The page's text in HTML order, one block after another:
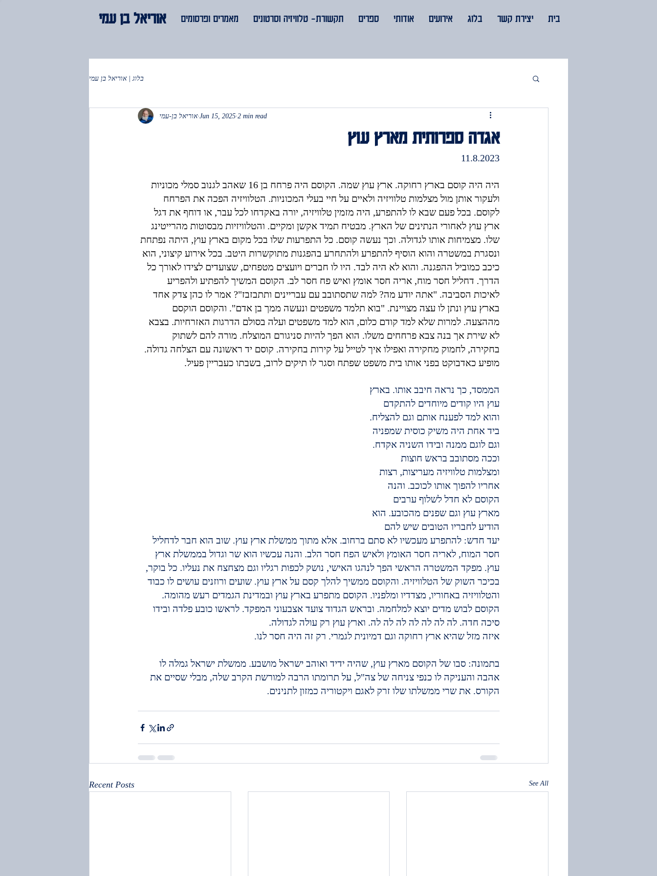
אוריאל בן עמי מאמרים ופרסומים תקשורת- טלוויזיה וסרטונים ספרים אודותי אירועים בלוג יצירת קשר בית
בלוג | אוריאל בן עמי
אגדה ספרותית מארץ עוץ
אוריאל בן-עמי Jun 15, 2025 2 min read
11.8.2023
היה היה קוסם בארץ רחוקה. ארץ עוץ שמה. הקוסם היה פרחח בן 16 שאהב לגנוב סמלי מכוניות
ולעקור אותן מול מצלמות טלוויזיה ולאיים על חיי בעלי המכוניות. הטלוויזיה הפכה את הפרחח
לקוסם. בכל פעם שבא לו להתפרע, היה מזמין טלוויזיה, יורה באקדחו לכל עבר, או דוחף את דגל
ארץ עוץ לאחורי הנתינים של הארץ. מבטיח תמיד אקשן ומקיים. והטלוויזיות מבסוטות מהרייטינג
שלו. מצמיחות אותו לגדולה. וכך נעשה קוסם. כל התפרעות שלו בכל מקום בארץ עוץ, היתה נפתחת
ונסגרת במשטרה והוא הוסיף להתפרע ולהתחרע בהפגנות מתוקשרות היטב. בכל אירוע קיצוני, הוא
כיכב כמוביל ההפגנה. והוא לא היה לבד. היו לו חברים ויועצים מטפחים, שצועדים לצידו לאורך כל
הדרך. דחליל חסר מוח, אריה חסר אומץ ואיש פח חסר לב. הקוסם המשיך להפתיע ולהפריע
לאיכות הסביבה. "אתה יודע מה? למה שתסתובב עם עבריינים ותתבזבז"? אמר לו כהן צדק אחד
בארץ עוץ ונתן לו עצה מצויינת. "בוא תלמד משפטים ונעשה ממך בן אדם". והקוסם הוקסם
מההצעה. למרות שלא למד קודם כלום, הוא למד משפטים ועלה בסולם הדרגות האזרחיות. בצבא
לא שירת אך בנה צבא פרחחים משלו. הוא הפך להיות סניגורם המוצלח. מורה להם לשתוק
בחקירה, לחמוק מחקירה ואפילו איך לטייל על קירות בחקירה. קוסם יד ראשונה עם הצלחה גדולה.
מופיע כאדבוקט בפני אותו בית משפט שפתח וסגר לו תיקים לרוב, בשבתו כעבריין פעיל.
הממסד, כך נראה חיבב אותו. בארץ
עוץ היו קודים מיוחדים להתקדם
והוא למד לפענח אותם וגם להצליח.
ביד אחת היה משיק כוסית שמפניה
וגם לוגם ממנה ובידו השניה אקדח.
וככה מסתובב בראש חוצות
ומצלמות טלוויזיה מעריצות, רצות
אחריו להפוך אותו לכוכב. והנה
הקוסם לא חדל לשלוף ערבים
מארץ עוץ וגם שפנים מהכובע. הוא
הודיע לחבריו הטובים שיש להם
יעד חדש: להתפרע מעכשיו לא סתם ברחוב. אלא מתוך ממשלת ארץ עוץ. שוב הוא חבר לדחליל
חסר המוח, לאריה חסר האומץ ולאיש הפח חסר הלב. והנה עכשיו הוא שר וגדול בממשלת ארץ
עוץ. מפקד המשטרה הראשי הפך לנהגו האישי, נושק לכפות רגליו וגם מצחצח את נעליו. כל בוקר,
בכיכר השוק של הטלוויזיה. והקוסם ממשיך להלך קסם על ארץ עוץ. שועים ורוזנים עושים לו כבוד
והטלוויזיה באחוריו, מצדדיו ומלפניו. הקוסם מתפרע בארץ עוץ ובמדינת הגמדים רעש מהומה.
הקוסם לבוש מדים יוצא למלחמה. ובראש הגדוד צועד אצבעוני המפקד. לראשו כובע פלדה ובידו
סיכה חדה. לה לה לה לה לה לה לה. וארץ עוץ רק עולה לגדולה.
איזה מזל שהיא ארץ רחוקה וגם דמיונית לגמרי. רק זה היה חסר לנו.
בתמונה: סבו של הקוסם מארץ עוץ, שהיה ידיד ואוהב ישראל מושבע. ממשלת ישראל גמלה לו
אהבה והעניקה לו כנפי צניחה של צה"ל, על תרומתו הרבה למורשת הקרב שלה, מבלי שסיים את
הקורס. את שרי ממשלתו שלו זרק לאגם ויקטוריה כמזון לתנינים.
Recent Posts See All